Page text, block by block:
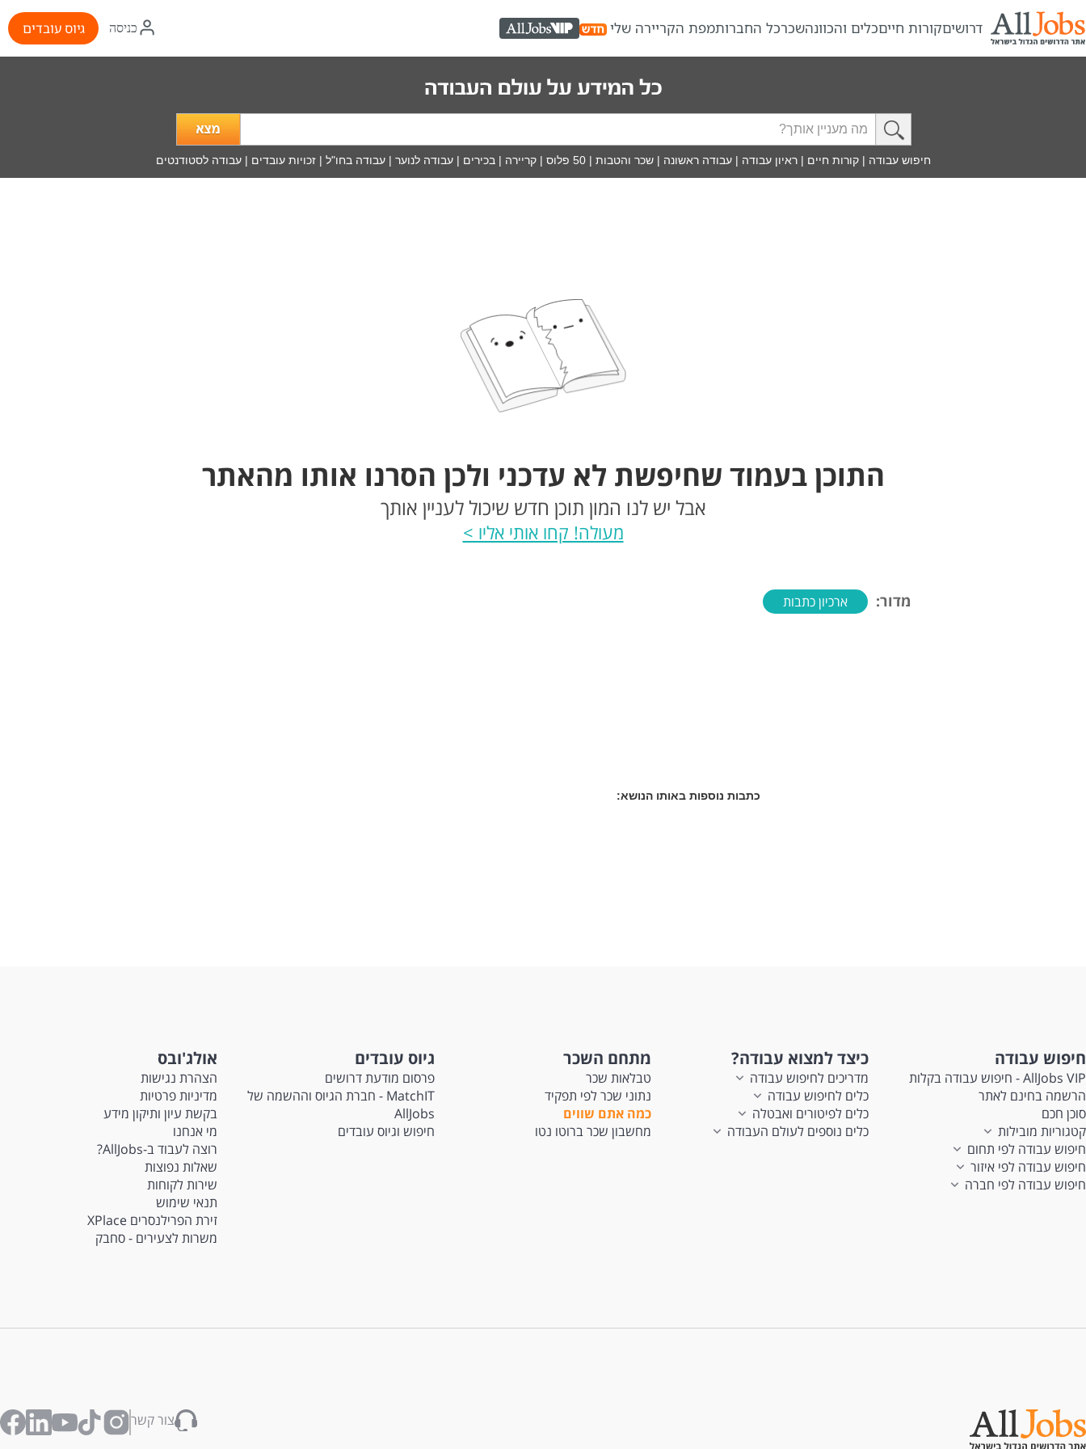
דרושיםקורות חייםכלים והכוונהשכרכל החברותמפת הקריירה שלי AllJobs VIP
איקון
התחברות
כניסה גיוס עובדים
אותך?
חיפוש עבודה |קורות חיים |ראיון עבודה |עבודה ראשונה |שכר והטבות |50 פלוס |קריירה |בכירים |עבודה לנוער |עבודה בחו"ל |זכויות עובדים |עבודה לסטודנטים
התוכן בעמוד שחיפשת לא עדכני ולכן הסרנו אותו מהאתר
אבל יש לנו המון תוכן חדש שיכול לעניין אותך
מעולה! קחו אותי אליו >
מדור: ארכיון כתבות
כתבות נוספות באותו הנושא:
חיפוש עבודה
AllJobs VIP - חיפוש עבודה בקלות
הרשמה בחינם לאתר
סוכן חכם
קטגוריות מובילות
חיפוש עבודה לפי תחום
חיפוש עבודה לפי איזור
חיפוש עבודה לפי חברה
כיצד למצוא עבודה?
מדריכים לחיפוש עבודה
כלים לחיפוש עבודה
כלים לפיטורים ואבטלה
כלים נוספים לעולם העבודה
מתחם השכר
טבלאות שכר
נתוני שכר לפי תפקיד
כמה אתם שווים
מחשבון שכר ברוטו נטו
גיוס עובדים
פרסום מודעת דרושים
MatchIT - חברת הגיוס וההשמה של
AllJobs
חיפוש וגיוס עובדים
אולג'ובס
הצהרת נגישות
מדיניות פרטיות
בקשת עיון ותיקון מידע
מי אנחנו
רוצה לעבוד ב-AllJobs?
שאלות נפוצות
שירות לקוחות
תנאי שימוש
זירת הפרילנסרים XPlace
משרות לצעירים - סחבק
צור קשר